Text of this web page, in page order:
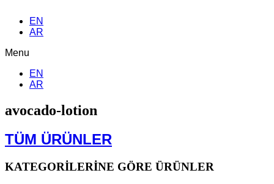
EN
AR
Menu
EN
AR
avocado-lotion
TÜM ÜRÜNLER
KATEGORİLERİNE GÖRE ÜRÜNLER